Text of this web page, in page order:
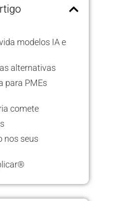
modelos IA e
alternativas
para PMEs
comete
nos seus